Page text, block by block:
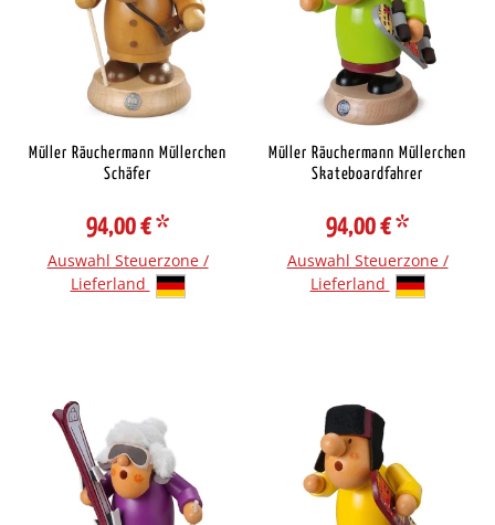
Müller Räuchermann Müllerchen
Schäfer
94,00 €*
Auswahl Steuerzone /
Lieferland
Müller Räuchermann Müllerchen
Skateboardfahrer
94,00 €*
Auswahl Steuerzone /
Lieferland